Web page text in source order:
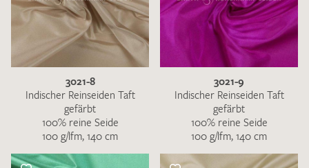
3021-8
Indischer Reinseiden Taft
gefärbt
100% reine Seide
100 g/lfm, 140 cm
3021-9
Indischer Reinseiden Taft
gefärbt
100% reine Seide
100 g/lfm, 140 cm